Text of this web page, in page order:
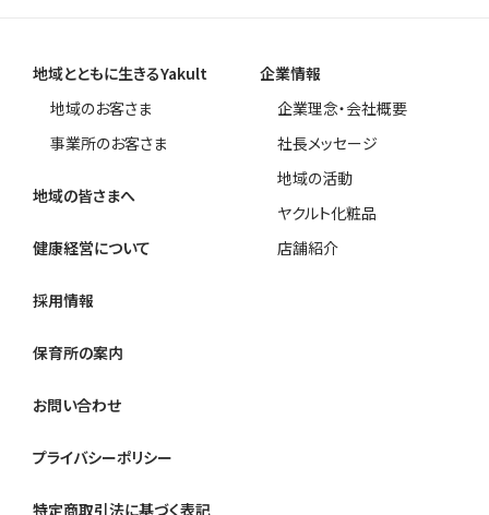
地域とともに生きるYakult
地域のお客さま
事業所のお客さま
地域の皆さまへ
健康経営について
企業情報
企業理念・会社概要
社長メッセージ
地域の活動
ヤクルト化粧品
店舗紹介
採用情報
保育所の案内
お問い合わせ
プライバシーポリシー
特定商取引法に基づく表記